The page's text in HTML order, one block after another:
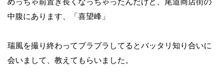
めっちゃ前置き長くなっちゃったんだけど、尾道商店街の
中腹にあります、「喜望峰」
瑞風を撮り終わってブラブラしてるとバッタリ知り合いに
会いまして、教えてもらいました。